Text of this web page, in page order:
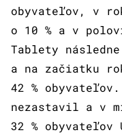
obyvateľov, v
o 10 % a v
Tablety
a na začiatku
42 %
nezastavil a v
32 % obyvateľov